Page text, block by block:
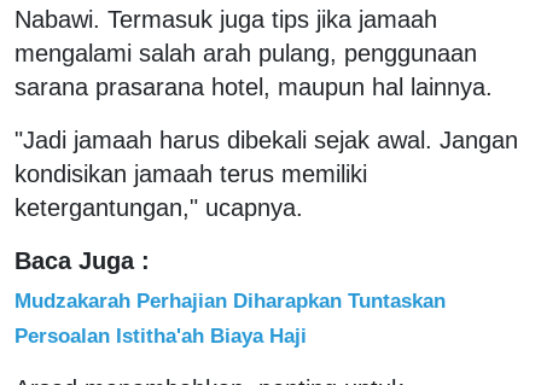
Nabawi. Termasuk juga tips jika jamaah
mengalami salah arah pulang, penggunaan
sarana prasarana hotel, maupun hal lainnya.
"Jadi jamaah harus dibekali sejak awal. Jangan
kondisikan jamaah terus memiliki
ketergantungan," ucapnya.
Baca Juga :
Mudzakarah Perhajian Diharapkan Tuntaskan
Persoalan Istitha'ah Biaya Haji